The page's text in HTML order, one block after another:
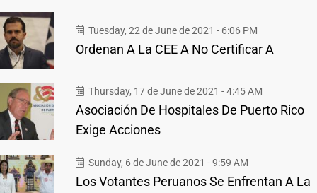
Tuesday, 22 de June de 2021 - 6:06 PM
Ordenan A La CEE A No Certificar A
Thursday, 17 de June de 2021 - 4:45 AM
Asociación De Hospitales De Puerto Rico
Exige Acciones
Sunday, 6 de June de 2021 - 9:59 AM
Los Votantes Peruanos Se Enfrentan A La